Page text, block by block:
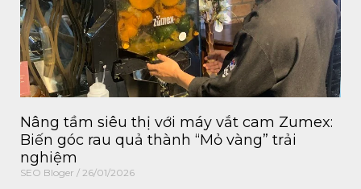
Nâng tầm siêu thị với máy vắt cam Zumex:
Biến góc rau quả thành “Mỏ vàng” trải
nghiệm
SEO Bloger 26/01/2026